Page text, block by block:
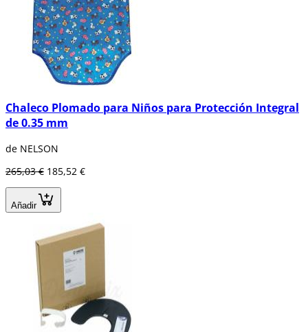
Chaleco Plomado para Niños para Protección Integral
de 0.35 mm
de NELSON
265,03 € 185,52 €
Añadir